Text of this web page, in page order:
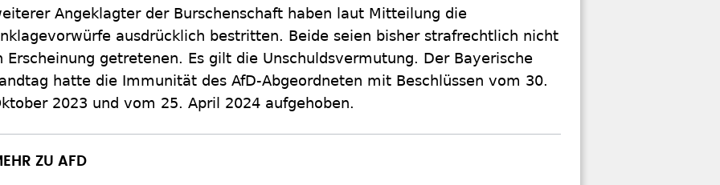
Angeklagter der Burschenschaft haben laut Mitteilung die
ausdrücklich bestritten. Beide seien bisher strafrechtlich nicht
Erscheinung getretenen. Es gilt die Unschuldsvermutung. Der Bayerische
hatte die Immunität des AfD-Abgeordneten mit Beschlüssen vom 30.
2023 und vom 25. April 2024 aufgehoben.
ZU AFD